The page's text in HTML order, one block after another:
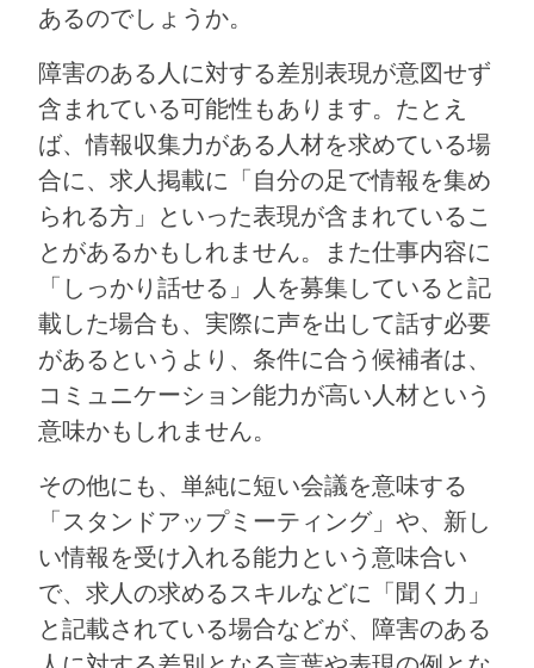
あるのでしょうか。
障害のある人に対する差別表現が意図せず
含まれている可能性もあります。たとえ
ば、情報収集力がある人材を求めている場
合に、求人掲載に「自分の足で情報を集め
られる方」といった表現が含まれているこ
とがあるかもしれません。また仕事内容に
「しっかり話せる」人を募集していると記
載した場合も、実際に声を出して話す必要
があるというより、条件に合う候補者は、
コミュニケーション能力が高い人材という
意味かもしれません。
その他にも、単純に短い会議を意味する
「スタンドアップミーティング」や、新し
い情報を受け入れる能力という意味合い
で、求人の求めるスキルなどに「聞く力」
と記載されている場合などが、障害のある